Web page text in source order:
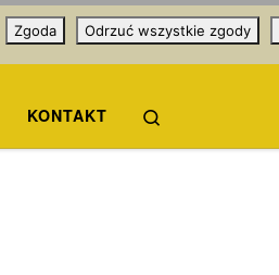
KONTAKT
Zgoda Odrzuć wszystkie zgody